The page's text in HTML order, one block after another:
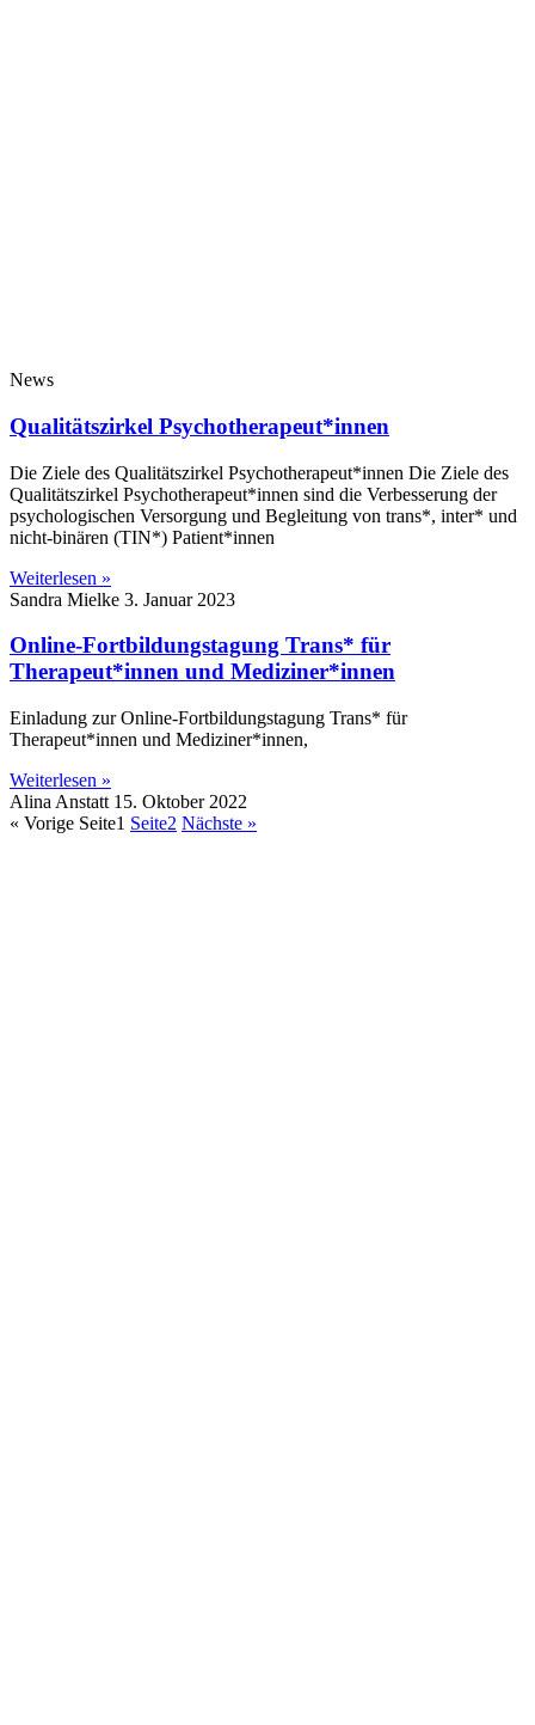
News
Qualitätszirkel Psychotherapeut*innen
Die Ziele des Qualitätszirkel Psychotherapeut*innen Die Ziele des
Qualitätszirkel Psychotherapeut*innen sind die Verbesserung der
psychologischen Versorgung und Begleitung von trans*, inter* und
nicht-binären (TIN*) Patient*innen
Weiterlesen »
Sandra Mielke 3. Januar 2023
Online-Fortbildungstagung Trans* für
Therapeut*innen und Mediziner*innen
Einladung zur Online-Fortbildungstagung Trans* für
Therapeut*innen und Mediziner*innen,
Weiterlesen »
Alina Anstatt 15. Oktober 2022
« Vorige Seite1 Seite2 Nächste »